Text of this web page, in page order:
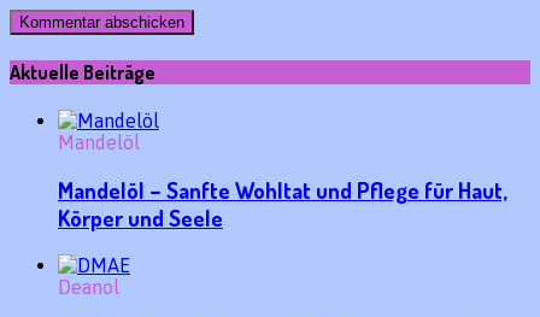
Aktuelle Beiträge
Mandelöl
Mandelöl – Sanfte Wohltat und Pflege für Haut,
Körper und Seele
Deanol